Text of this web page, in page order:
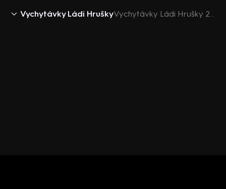
Vychytávky Ládi Hrušky Vychytávky Ládi Hrušky 2018 (29): Mech na střeše